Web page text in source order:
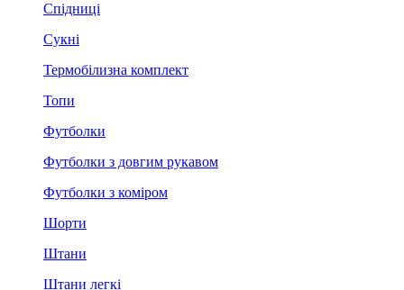
Спідниці
Сукні
Термобілизна комплект
Топи
Футболки
Футболки з довгим рукавом
Футболки з коміром
Шорти
Штани
Штани легкі